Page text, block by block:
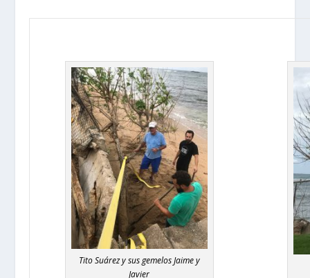
Tito Suárez y sus gemelos Jaime y
Javier